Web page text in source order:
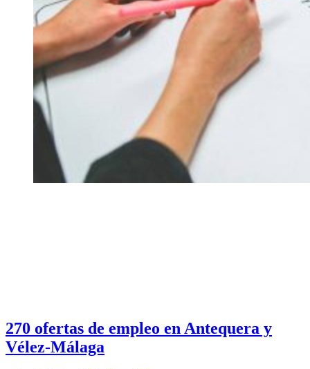
270 ofertas de empleo en Antequera y
Vélez-Málaga